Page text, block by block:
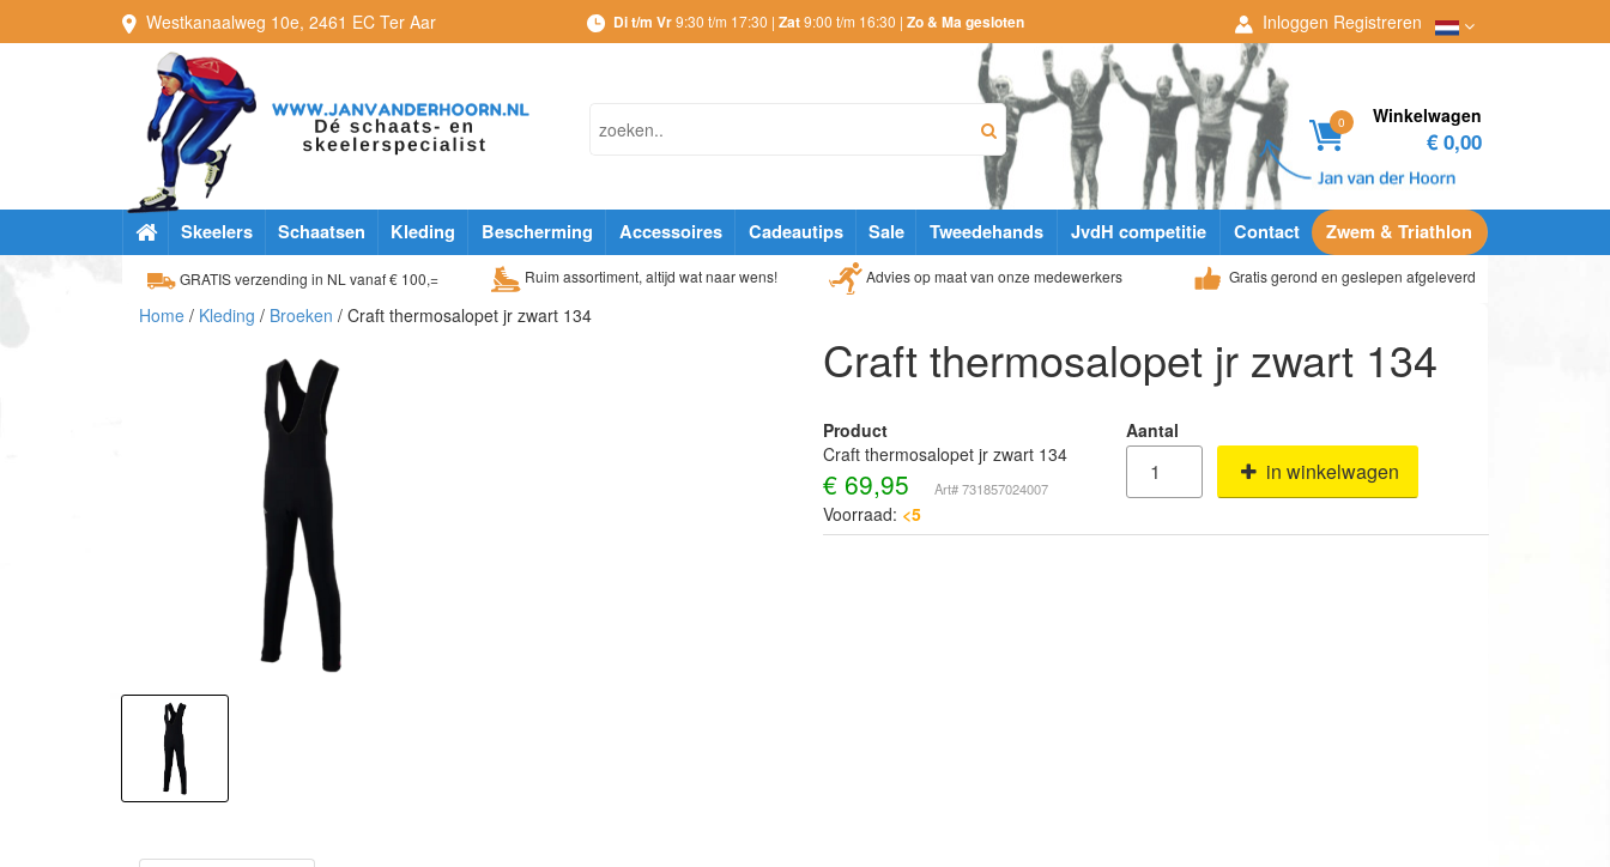
Westkanaalweg 10e, 2461 EC Ter Aar Di t/m Vr9:30 t/m 17:30 | Zat9:00 t/m 16:30 | Zo & Ma gesloten Inloggen Registreren
0 Winkelwagen
€ 0,00
Skeelers Schaatsen Kleding Bescherming Accessoires Cadeautips Sale Tweedehands JvdH competitie Contact Zwem & Triathlon
GRATIS verzending in NL vanaf € 100,= Ruim assortiment, altijd wat naar wens! Advies op maat van onze medewerkers Gratis gerond en geslepen afgeleverd
Home / Kleding / Broeken / Craft thermosalopet jr zwart 134
Craft thermosalopet jr zwart 134
Product
Aantal
Craft thermosalopet jr zwart 134
€ 69,95 Art# 731857024007
in winkelwagen
Voorraad: <5